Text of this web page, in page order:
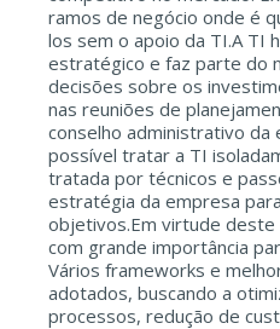
ramos de negócio onde é
los sem o apoio da TI.A TI
estratégico e faz parte do
decisões sobre os
nas reuniões de
conselho administrativo da
possível tratar a TI
tratada por técnicos e
estratégia da empresa
objetivos.Em virtude deste
com grande importância
Vários frameworks e
adotados, buscando a
processos, redução de